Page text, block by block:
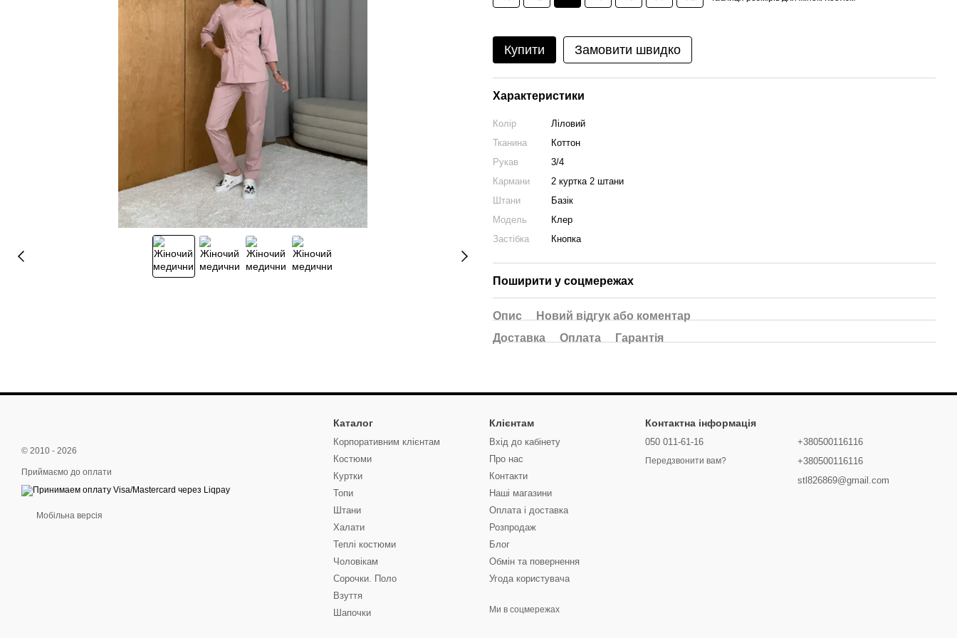
Купити Замовити швидко
Характеристики
Колір
Ліловий
Тканина
Коттон
Рукав
3/4
Кармани
2 куртка 2 штани
Штани
Базік
Модель
Клер
Застібка
Кнопка
Поширити у соцмережах
Опис
Новий відгук або коментар
Доставка
Оплата Гарантія
© 2010 - 2026
Приймаємо до оплати
Мобільна версія
Каталог
Корпоративним клієнтам
Костюми
Куртки
Топи
Штани
Халати
Теплі костюми
Чоловікам
Сорочки. Поло
Взуття
Шапочки
Клієнтам
Вхід до кабінету
Про нас
Контакти
Наші магазини
Оплата і доставка
Розпродаж
Блог
Обмін та повернення
Угода користувача
Ми в соцмережах
Контактна інформація
050 011-61-16
Передзвонити вам?
+380500116116
+380500116116
stl826869@gmail.com